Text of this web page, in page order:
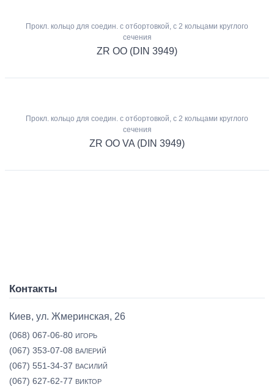
Прокл. кольцо для соедин. с отбортовкой, с 2 кольцами круглого
сечения
ZR OO (DIN 3949)
Прокл. кольцо для соедин. с отбортовкой, с 2 кольцами круглого
сечения
ZR OO VA (DIN 3949)
Контакты
Киев, ул. Жмеринская, 26
(068) 067-06-80 ИГОРЬ
(067) 353-07-08 ВАЛЕРИЙ
(067) 551-34-37 ВАСИЛИЙ
(067) 627-62-77 ВИКТОР